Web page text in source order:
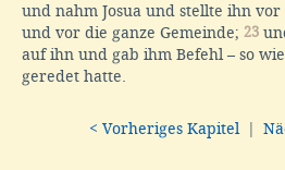
und nahm Josua und stellte ihn vor
und vor die ganze Gemeinde; 23
auf ihn und gab ihm Befehl – so
geredet hatte.
< Vorheriges Kapitel |